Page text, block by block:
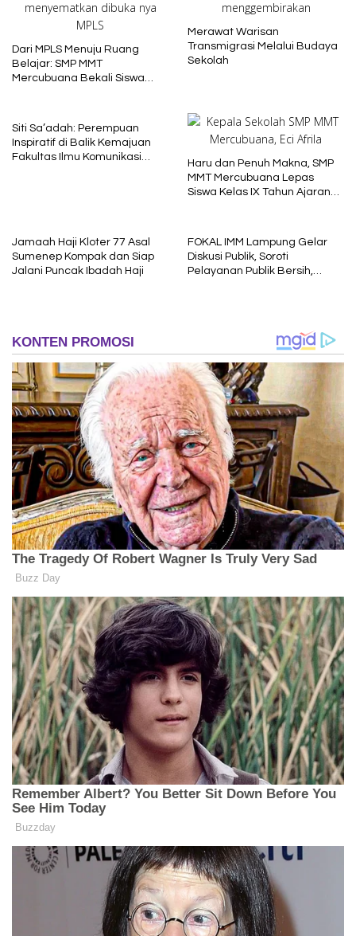
Dari MPLS Menuju Ruang
Belajar: SMP MMT
Mercubuana Bekali Siswa
Merawat Warisan
Transmigrasi Melalui Budaya
Sekolah
Siti Sa’adah: Perempuan
Inspiratif di Balik Kemajuan
Fakultas Ilmu Komunikasi
Haru dan Penuh Makna, SMP
MMT Mercubuana Lepas
Siswa Kelas IX Tahun Ajaran
Jamaah Haji Kloter 77 Asal
Sumenep Kompak dan Siap
Jalani Puncak Ibadah Haji
FOKAL IMM Lampung Gelar
Diskusi Publik, Soroti
Pelayanan Publik Bersih,